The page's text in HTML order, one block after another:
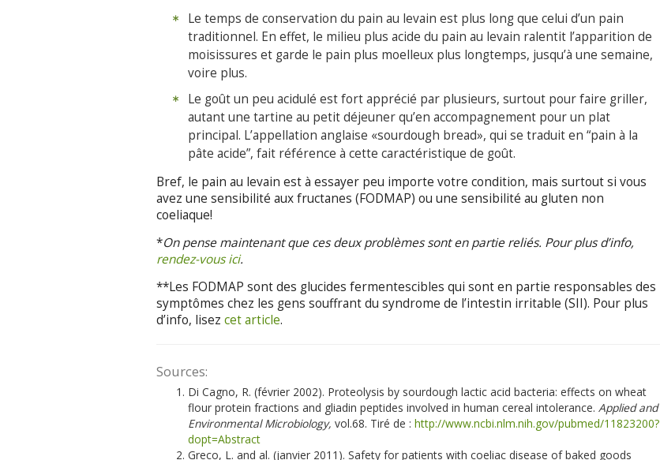
Le temps de conservation du pain au levain est plus long que celui d’un pain
traditionnel. En effet, le milieu plus acide du pain au levain ralentit l’apparition de
moisissures et garde le pain plus moelleux plus longtemps, jusqu’à une semaine,
voire plus.
Le goût un peu acidulé est fort apprécié par plusieurs, surtout pour faire griller,
autant une tartine au petit déjeuner qu’en accompagnement pour un plat
principal. L’appellation anglaise «sourdough bread», qui se traduit en “pain à la
pâte acide”, fait référence à cette caractéristique de goût.
Bref, le pain au levain est à essayer peu importe votre condition, mais surtout si vous
avez une sensibilité aux fructanes (FODMAP) ou une sensibilité au gluten non
coeliaque!
*On pense maintenant que ces deux problèmes sont en partie reliés. Pour plus d’info,
rendez-vous ici.
**Les FODMAP sont des glucides fermentescibles qui sont en partie responsables des
symptômes chez les gens souffrant du syndrome de l’intestin irritable (SII). Pour plus
d’info, lisezcet article.
Sources:
Di Cagno, R. (février 2002). Proteolysis by sourdough lactic acid bacteria: effects on wheat
flour protein fractions and gliadin peptides involved in human cereal intolerance.Applied and
Environmental Microbiology,vol.68. Tiré de :http://www.ncbi.nlm.nih.gov/pubmed/11823200?
dopt=Abstract
Greco, L. and al. (janvier 2011). Safety for patients with coeliac disease of baked goods